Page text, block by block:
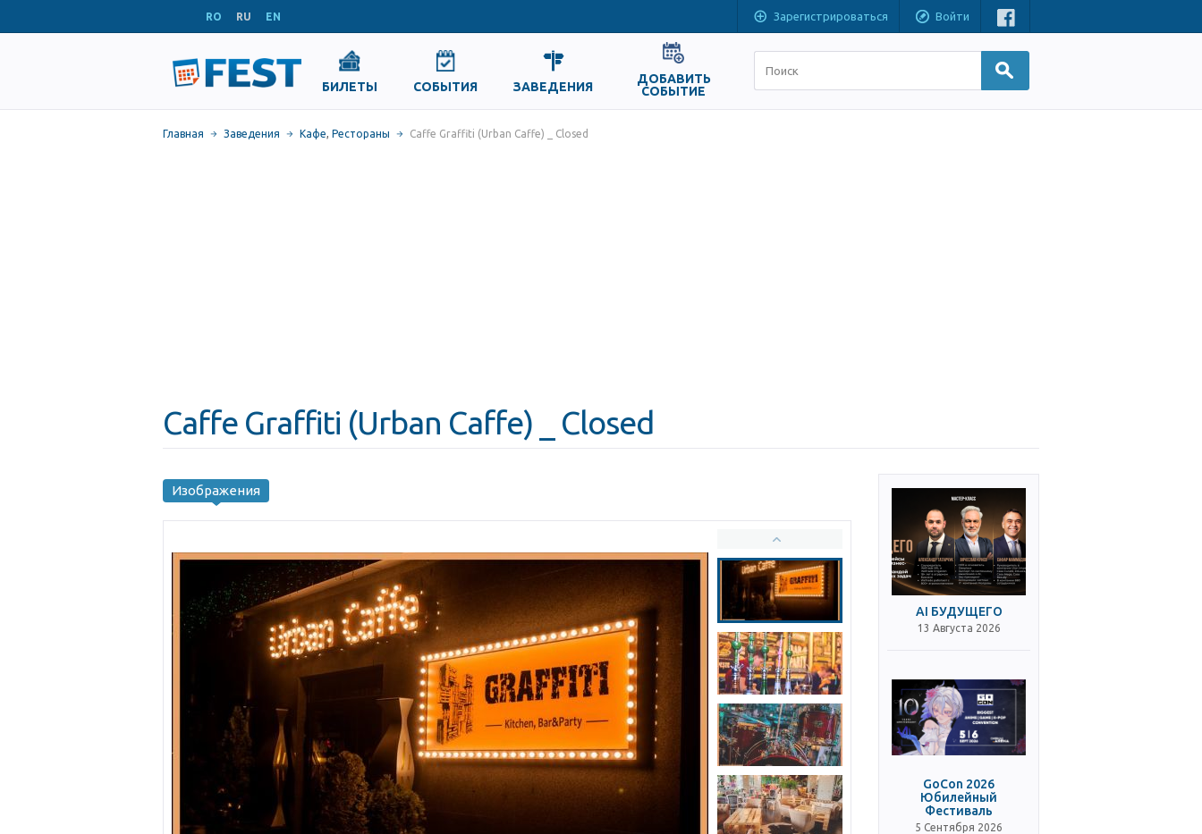
RO RU EN Зарегистрироваться Войти
БИЛЕТЫ СОБЫТИЯ ЗАВЕДЕНИЯ
ДОБАВИТЬ
СОБЫТИЕ
Главная Заведения Кафе, Рестораны Caffe Graffiti (Urban Caffe) _ Closed
Caffe Graffiti (Urban Caffe) _ Closed
Изображения
AI БУДУЩЕГО
13 Августа 2026
GoCon 2026
Юбилейный
Фестиваль
5 Сентября 2026